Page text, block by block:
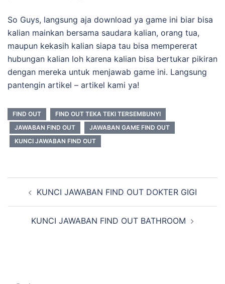
So Guys, langsung aja download ya game ini biar bisa
kalian mainkan bersama saudara kalian, orang tua,
maupun kekasih kalian siapa tau bisa mempererat
hubungan kalian loh karena kalian bisa bertukar pikiran
dengan mereka untuk menjawab game ini. Langsung
pantengin artikel – artikel kami ya!
FIND OUT
FIND OUT TEKA TEKI TERSEMBUNYI
JAWABAN FIND OUT
JAWABAN GAME FIND OUT
KUNCI JAWABAN FIND OUT
Navigasi
Tulisan
KUNCI JAWABAN FIND OUT DOKTER GIGI
KUNCI JAWABAN FIND OUT BATHROOM